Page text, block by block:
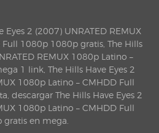
Eyes 2 (2007) UNRATED REMUX
1080p 1080p gratis, The Hills
REMUX 1080p Latino –
1 link, The Hills Have Eyes 2
1080p Latino – CMHDD Full
descargar The Hills Have Eyes 2
1080p Latino – CMHDD Full
gratis en mega.